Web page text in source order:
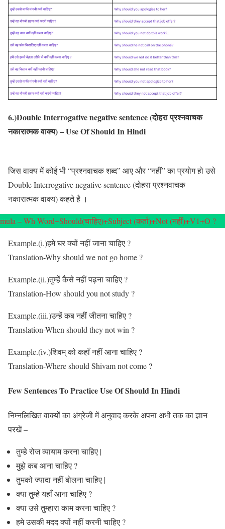
6.)Double Interrogative negative sentence (दोहरा प्रश्नवाचक
नकारात्मक वाक्य) – Use Of Should In Hindi
जिस वाक्य में कोई भी “प्रश्नवाचक शब्द” आए और “नहीं” का प्रयोग हो उसे
Double Interrogative negative sentence (दोहरा प्रश्नवाचक
नकारात्मक वाक्य) कहते है ।
– Wh Word+Should(चाहिए)+Subject (कर्ता)+Not (नहीं)+V1+O ?
Example.(i.)हमे घर क्यों नहीं जाना चाहिए ?
Translation-Why should we not go home ?
Example.(ii.)तुम्हें कैसे नहीं पढ़ना चाहिए ?
Translation-How should you not study ?
Example.(iii.)उन्हें कब नहीं जीतना चाहिए ?
Translation-When should they not win ?
Example.(iv.)शिवम् को कहाँ नहीं आना चाहिए ?
Translation-Where should Shivam not come ?
Few Sentences To Practice Use Of Should In Hindi
निम्नलिखित वाक्यों का अंग्रेजी में अनुवाद करके अपना अभी तक का ज्ञान
परखें –
तुम्हे रोज व्यायाम करना चाहिए |
मुझे कब आना चाहिए ?
तुमको ज्यादा नहीं बोलना चाहिए |
क्या तुम्हे यहाँ आना चाहिए ?
क्या उसे तुम्हारा काम करना चाहिए ?
हमे उसकी मदद क्यों नहीं करनी चाहिए ?